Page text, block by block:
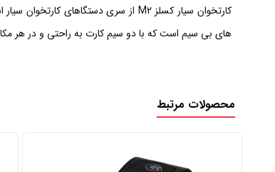
های بی سیم است که با دو سیم‌ کارت به راحتی و در هر
محصولات مرتبط